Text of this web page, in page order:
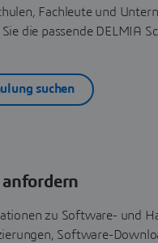
Fachleute und
Sie die passende DELMIA
suchen
anfordern
zu Software- und
Software-